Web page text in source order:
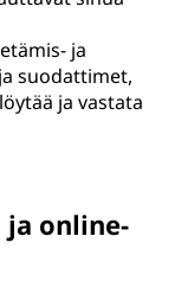
ja
suodattimet,
ja vastata
online-